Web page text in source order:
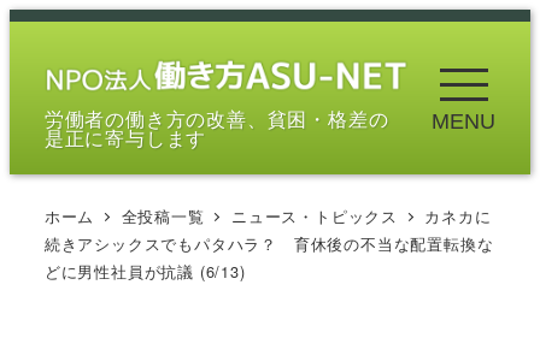
メ
労働者の働き方の改善、貧困・格差の
是正に寄与します
MENU
ホーム 全投稿一覧 ニュース・トピックス
カネカに
続きアシックスでもパタハラ？ 育休後の不当な配置転換な
どに男性社員が抗議 (6/13)